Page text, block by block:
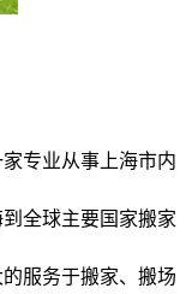
专业从事上海市内
全球主要国家搬家
服务于搬家、搬场